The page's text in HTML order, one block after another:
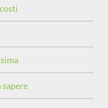
sapere